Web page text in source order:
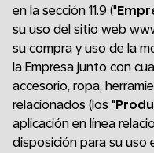
en la sección 11.9 ("
su uso del sitio web
su compra y uso de la
la Empresa junto con
accesorio, ropa,
relacionados (los "
aplicación en línea
disposición para su uso